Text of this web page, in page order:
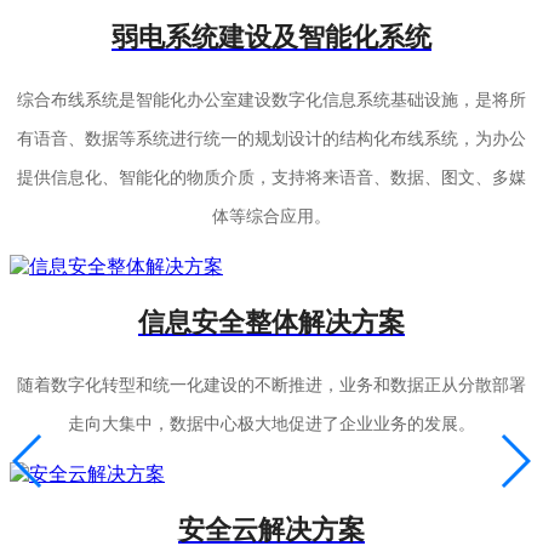
弱电系统建设及智能化系统
综合布线系统是智能化办公室建设数字化信息系统基础设施，是将所
有语音、数据等系统进行统一的规划设计的结构化布线系统，为办公
提供信息化、智能化的物质介质，支持将来语音、数据、图文、多媒
体等综合应用。
信息安全整体解决方案
随着数字化转型和统一化建设的不断推进，业务和数据正从分散部署
走向大集中，数据中心极大地促进了企业业务的发展。
安全云解决方案